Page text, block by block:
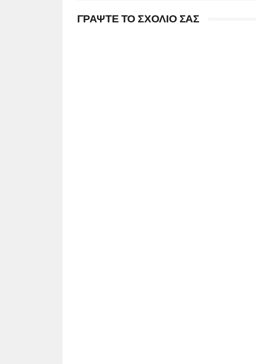
ΓΡΑΨΤΕ ΤΟ ΣΧΟΛΙΟ ΣΑΣ